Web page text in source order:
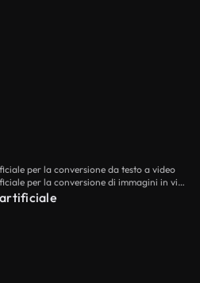
per la conversione da testo a video
Flussi di lavoro di intelligenza artificiale per la conversione di immagini in video